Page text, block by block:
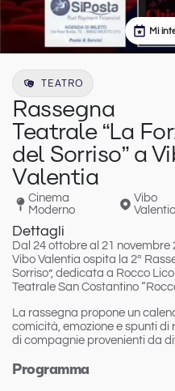
Mi
TEATRO
Rassegna
Teatrale “La
del Sorriso” a
Valentia
Cinema
Moderno
Vibo
Valentia
Dettagli
Dal 24 ottobre al 21 novembre
Vibo Valentia ospita la 2ª
Sorriso”, dedicata a Rocco
Teatrale San Costantino
La rassegna propone un
comicità, emozione e spunti di
di compagnie provenienti da
Programma